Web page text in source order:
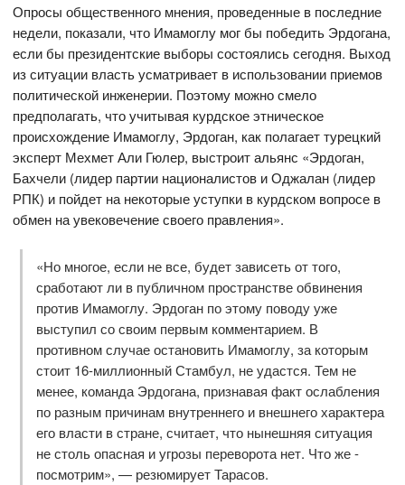
Опросы общественного мнения, проведенные в последние
недели, показали, что Имамоглу мог бы победить Эрдогана,
если бы президентские выборы состоялись сегодня. Выход
из ситуации власть усматривает в использовании приемов
политической инженерии. Поэтому можно смело
предполагать, что учитывая курдское этническое
происхождение Имамоглу, Эрдоган, как полагает турецкий
эксперт Мехмет Али Гюлер, выстроит альянс «Эрдоган,
Бахчели (лидер партии националистов и Оджалан (лидер
РПК) и пойдет на некоторые уступки в курдском вопросе в
обмен на увековечение своего правления».
«Но многое, если не все, будет зависеть от того,
сработают ли в публичном пространстве обвинения
против Имамоглу. Эрдоган по этому поводу уже
выступил со своим первым комментарием. В
противном случае остановить Имамоглу, за которым
стоит 16-миллионный Стамбул, не удастся. Тем не
менее, команда Эрдогана, признавая факт ослабления
по разным причинам внутреннего и внешнего характера
его власти в стране, считает, что нынешняя ситуация
не столь опасная и угрозы переворота нет. Что же -
посмотрим», — резюмирует Тарасов.